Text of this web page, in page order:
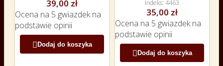
39,00 zł
Ocena na 5 gwiazdek na
podstawie opinii
Dodaj do koszyka
Indeks 4463
35,00 zł
Ocena na 5 gwiazdek na
podstawie opinii
Dodaj do koszyka